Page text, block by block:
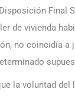
Final
de vivienda
no coincidía
la voluntad